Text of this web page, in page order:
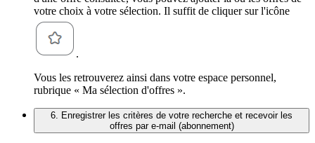
votre choix à votre sélection. Il suffit de cliquer sur l'icône
.
Vous les retrouverez ainsi dans votre espace personnel,
rubrique « Ma sélection d'offres ».
6. Enregistrer les critères de votre recherche et recevoir les
offres par e-mail (abonnement)